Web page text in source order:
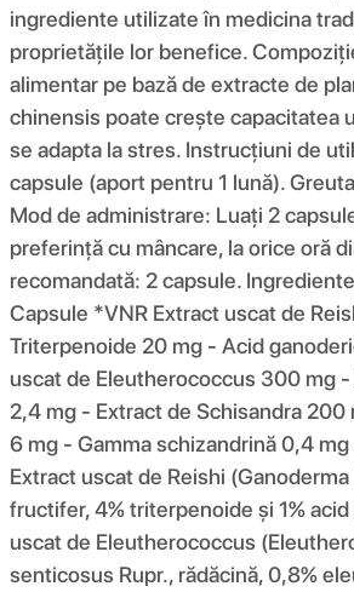
ingrediente utilizate în medicina
proprietățile lor benefice.
alimentar pe bază de extracte de
chinensis poate crește capacitatea
se adapta la stres. Instrucțiuni de
capsule (aport pentru 1 lună).
Mod de administrare: Luați 2
preferință cu mâncare, la orice oră
recomandată: 2 capsule.
Capsule *VNR Extract uscat de
Triterpenoide 20 mg - Acid
uscat de Eleutherococcus 300 mg -
2,4 mg - Extract de Schisandra 200
6 mg - Gamma schizandrină 0,4 mg
Extract uscat de Reishi
fructifer, 4% triterpenoide și 1%
uscat de Eleutherococcus
senticosus Rupr., rădăcină, 0,8%